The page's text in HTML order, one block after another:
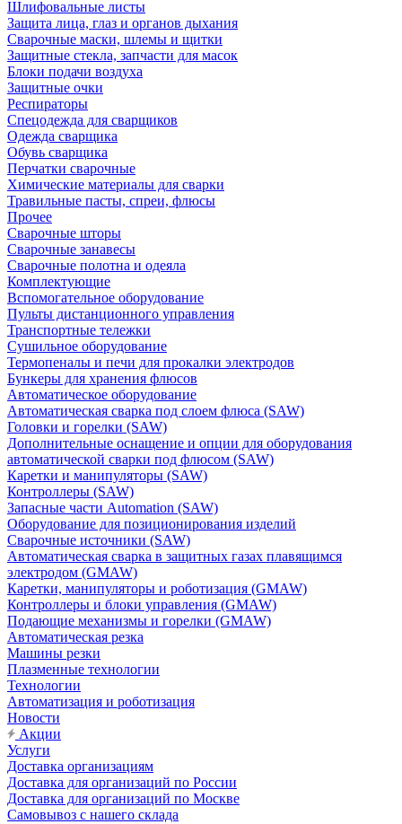
Шлифовальные листы
Защита лица, глаз и органов дыхания
Сварочные маски, шлемы и щитки
Защитные стекла, запчасти для масок
Блоки подачи воздуха
Защитные очки
Респираторы
Спецодежда для сварщиков
Одежда сварщика
Обувь сварщика
Перчатки сварочные
Химические материалы для сварки
Травильные пасты, спреи, флюсы
Прочее
Сварочные шторы
Сварочные занавесы
Сварочные полотна и одеяла
Комплектующие
Вспомогательное оборудование
Пульты дистанционного управления
Транспортные тележки
Сушильное оборудование
Термопеналы и печи для прокалки электродов
Бункеры для хранения флюсов
Автоматическое оборудование
Автоматическая сварка под слоем флюса (SAW)
Головки и горелки (SAW)
Дополнительные оснащение и опции для оборудования
автоматической сварки под флюсом (SAW)
Каретки и манипуляторы (SAW)
Контроллеры (SAW)
Запасные части Automation (SAW)
Оборудование для позиционирования изделий
Сварочные источники (SAW)
Автоматическая сварка в защитных газах плавящимся
электродом (GMAW)
Каретки, манипуляторы и роботизация (GMAW)
Контроллеры и блоки управления (GMAW)
Подающие механизмы и горелки (GMAW)
Автоматическая резка
Машины резки
Плазменные технологии
Технологии
Автоматизация и роботизация
Новости
Акции
Услуги
Доставка организациям
Доставка для организаций по России
Доставка для организаций по Москве
Самовывоз с нашего склада